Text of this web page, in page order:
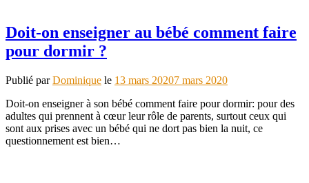
Doit-on enseigner au bébé comment faire
pour dormir ?
Publié parDominique le 13 mars 20207 mars 2020
Doit-on enseigner à son bébé comment faire pour dormir: pour des
adultes qui prennent à cœur leur rôle de parents, surtout ceux qui
sont aux prises avec un bébé qui ne dort pas bien la nuit, ce
questionnement est bien…